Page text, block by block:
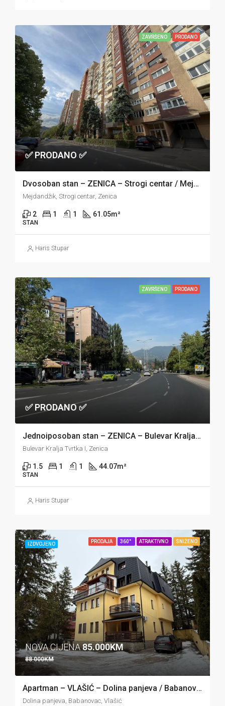
ZAVRŠENO PRODANO
✅ PRODANO ✅
Dvosoban stan – ZENICA – Strogi centar / Mejdandžik
Mejdandžik, Strogi centar, Zenica
2 1 1 61.05m²
STAN
Haris Stupar
ZAVRŠENO PRODANO
✅ PRODANO ✅
Jednoiposoban stan – ZENICA – Bulevar Kralja Tvrtka
Bulevar Kralja Tvrtka I, Zenica
1.5 1 1 44.07m²
STAN
Haris Stupar
IZDVOJENO PRODAJA 360° ATRAKTIVNO SNIŽENO
NOVA CIJENA85.000KM
88.000KM
Apartman – VLAŠIĆ – Dolina panjeva / Babanovac
Dolina panjeva, Babanovac, Vlašić